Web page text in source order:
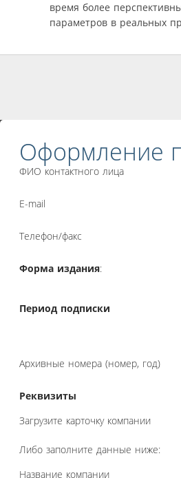
время более
параметров в реальных
Оформление
ФИО контактного лица
E-mail
Телефон/факс
Форма издания:
Период подписки
Архивные номера (номер, год)
Реквизиты
Загрузите карточку компании
Либо заполните данные ниже:
Название компании